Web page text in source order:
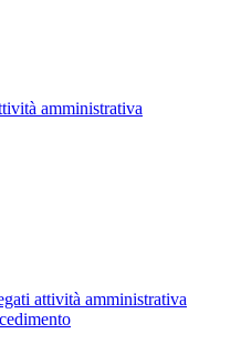
amministrativa
attività amministrativa